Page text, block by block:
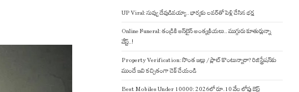
UP Viral: నువ్వు దేవుడివయ్యా.. భార్యకు లవర్‌తో పెళ్లి చేసిన భర్త
Online Funeral: తండ్రికి ఆన్‌లైన్ అంత్యక్రియలు.. ముగ్గురు కూతుర్లున్నా
వేస్ట్..!
Property Verification: సొంత ఇల్లు / ప్లాట్ కొంటున్నారా? రిజిస్ట్రేషన్‌కు
ముందే ఇవి కచ్చితంగా చెక్ చేయండి
Best Mobiles Under 10000: 2026లో రూ.10 వేల లోపు బెస్ట్